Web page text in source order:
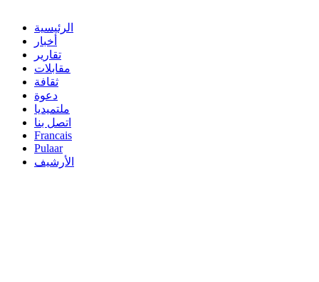
الرئيسية
أخبار
تقارير
مقابلات
ثقافة
دعوة
ملتميديا
اتصل بنا
Francais
Pulaar
الأرشيف